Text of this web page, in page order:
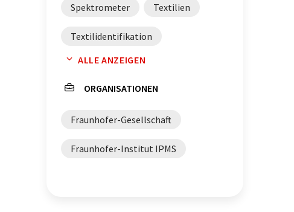
Spektrometer Textilien
Textilidentifikation
Bildgebung
künstliche Intelligenz
Spektroskopie
Spektralanalyse
ALLE ANZEIGEN
ORGANISATIONEN
Fraunhofer-Gesellschaft
Fraunhofer-Institut IPMS